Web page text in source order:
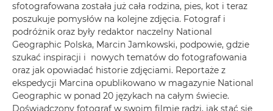
sfotografowana została już cała rodzina, pies, kot i teraz
poszukuje pomysłów na kolejne zdjęcia. Fotograf i
podróżnik oraz były redaktor naczelny National
Geographic Polska, Marcin Jamkowski, podpowie, gdzie
szukać inspiracji i nowych tematów do fotografowania
oraz jak opowiadać historie zdjęciami. Reportaże z
ekspedycji Marcina opublikowano w magazynie National
Geographic w ponad 20 językach na całym świecie.
Doświadczony fotograf w swoim filmie radzi, jak stać się